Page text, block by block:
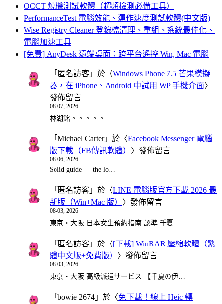
OCCT 燒機測試軟體（超頻檢測必備工具）
PerformanceTest 電腦效能、運作速度測試軟體(中文版)
Wise Registry Cleaner 登錄檔清理、重組、系統最佳化、
電腦加速工具
[免費] AnyDesk 遠端桌面：跨平台遙控 Win, Mac 電腦
「 匿名訪客 」於〈Windows Phone 7.5 芒果模擬
器，在 iPhone、Android 中試用 WP 手機介面〉
發佈留言
08-07, 2026
林湖銘。。。。。
「 Michael Carter」於〈Facebook Messenger 電腦
版下載（FB傳訊軟體） 〉發佈留言
08-06, 2026
Solid guide — the lo…
「 匿名訪客 」於〈LINE 電腦版官方下載 2026 最
新版（Win+Mac 版） 〉發佈留言
08-03, 2026
東京・大阪 日本女生預約指南 認準 千夏…
「 匿名訪客 」於〈[下載] WinRAR 壓縮軟體（繁
體中文版+免費版） 〉發佈留言
08-03, 2026
東京・大阪 高級派遣サービス 【千夏の伊…
「 bowie 2674 」於〈免下載！線上 Heic 轉